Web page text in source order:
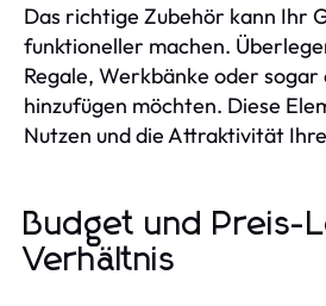
Das richtige Zubehör kann Ihr
funktioneller machen.
Regale, Werkbänke oder
hinzufügen möchten. Diese
Nutzen und die Attraktivität
Budget und Preis-
Verhältnis